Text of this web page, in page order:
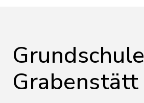
Grundschule
Grabenstätt